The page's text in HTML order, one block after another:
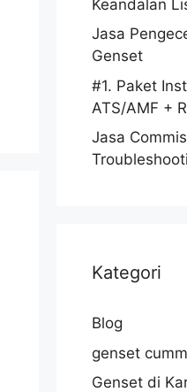
Keandalan
Jasa
Genset
#1. Paket
ATS/AMF +
Jasa
Kategori
Blog
genset
Genset di